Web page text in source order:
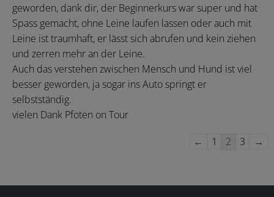
geworden, dank dir, der Beginnerkurs war super und hat
Spass gemacht, ohne Leine laufen lassen oder auch mit
Leine ist traumhaft, er lässt sich abrufen und kein ziehen
und zerren mehr an der Leine.
Auch das verstehen zwischen Mensch und Hund ist viel
besser geworden, ja sogar ins Auto springt er
selbstständig.
vielen Dank Pfoten on Tour
Navigation
← 1 2 3 →